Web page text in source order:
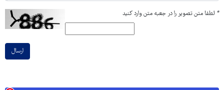
* لطفا متن تصویر را در جعبه متن وارد کنید
ارسال